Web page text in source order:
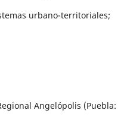
urbano-territoriales;
Angelópolis (Puebla: